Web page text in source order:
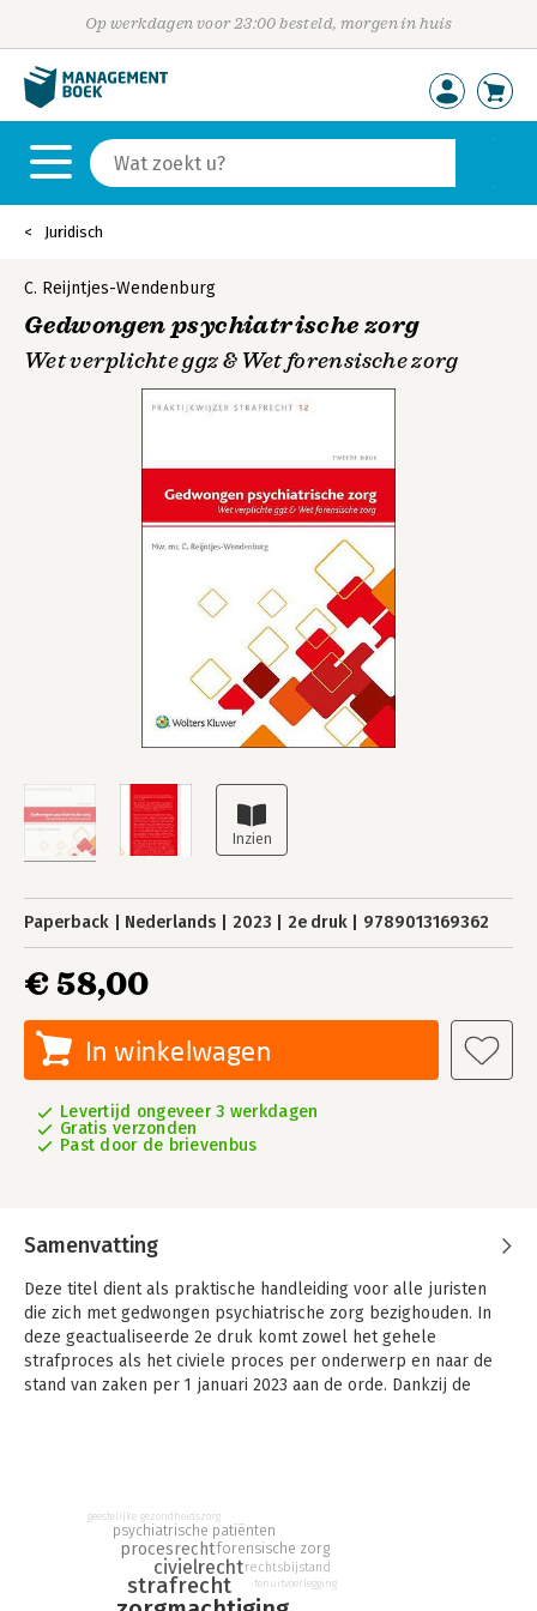
Op werkdagen voor 23:00 besteld, morgen in huis
Juridisch
C. Reijntjes-Wendenburg
Gedwongen psychiatrische zorg
Wet verplichte ggz & Wet forensische zorg
Paperback Nederlands 2023 2e druk 9789013169362
€ 58,00
In winkelwagen
Levertijd ongeveer 3 werkdagen
Gratis verzonden
Past door de brievenbus
Samenvatting
Deze titel dient als praktische handleiding voor alle juristen
die zich met gedwongen psychiatrische zorg bezighouden. In
deze geactualiseerde 2e druk komt zowel het gehele
strafproces als het civiele proces per onderwerp en naar de
stand van zaken per 1 januari 2023 aan de orde. Dankzij de
geregeld in een tweetal nieuwe wetten, namelijk de Wet
verplichte geestelijke gezondheidszorg (Wvggz) en de Wet
zorg en dwang (Wzd). In strafzaken biedt artikel 2.3 van de Wet
forensische zorg (Wfz) de mogelijkheid om zorgmachtiging op
strafrecht
civielrecht
procesrecht
psychiatrische patiënten
forensische zorg
rechtsbijstand
tenuitvoerlegging
geestelijke gezondheidszorg